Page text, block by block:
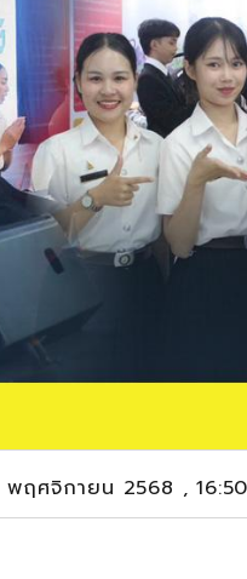
ฤศจิกายน 2568 ,